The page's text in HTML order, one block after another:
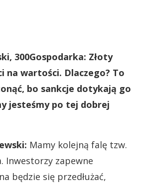
300Gospodarka: Złoty
na wartości. Dlaczego? To
bo sankcje dotykają go
jesteśmy po tej dobrej
Mamy kolejną falę tzw.
Inwestorzy zapewne
będzie się przedłużać,